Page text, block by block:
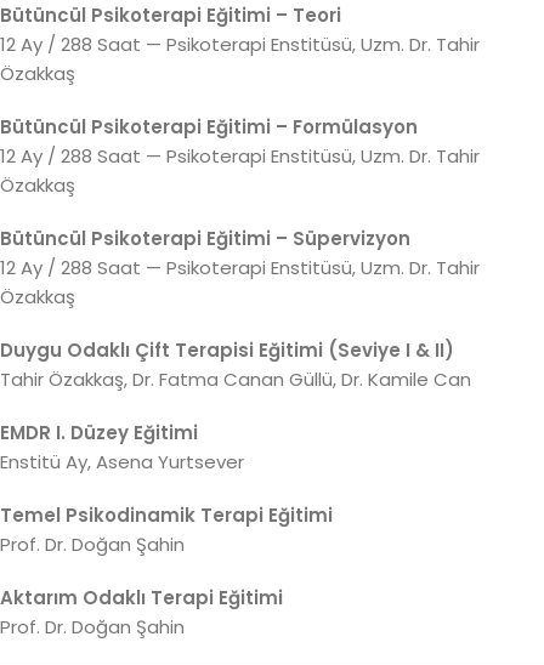
Bütüncül Psikoterapi Eğitimi – Teori
12 Ay / 288 Saat — Psikoterapi Enstitüsü, Uzm. Dr. Tahir
Özakkaş
Bütüncül Psikoterapi Eğitimi – Formülasyon
12 Ay / 288 Saat — Psikoterapi Enstitüsü, Uzm. Dr. Tahir
Özakkaş
Bütüncül Psikoterapi Eğitimi – Süpervizyon
12 Ay / 288 Saat — Psikoterapi Enstitüsü, Uzm. Dr. Tahir
Özakkaş
Duygu Odaklı Çift Terapisi Eğitimi (Seviye I & II)
Tahir Özakkaş, Dr. Fatma Canan Güllü, Dr. Kamile Can
EMDR I. Düzey Eğitimi
Enstitü Ay, Asena Yurtsever
Temel Psikodinamik Terapi Eğitimi
Prof. Dr. Doğan Şahin
Aktarım Odaklı Terapi Eğitimi
Prof. Dr. Doğan Şahin